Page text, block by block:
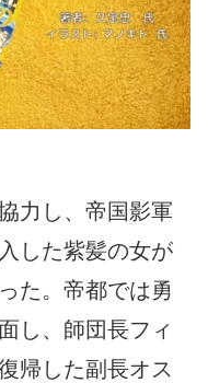
力し、帝国影軍
した紫髪の女が
た。帝都では勇
し、師団長フィ
帰した副長オス